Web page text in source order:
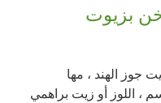
بزيوت
جوز الهند ، مها
، اللوز أو زيت براهمي